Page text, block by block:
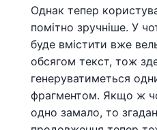
Однак тепер
помітно зручніше. У
буде вмістити вже
обсягом текст, тож
генеруватиметься
фрагментом. Якщо ж
одно замало, то